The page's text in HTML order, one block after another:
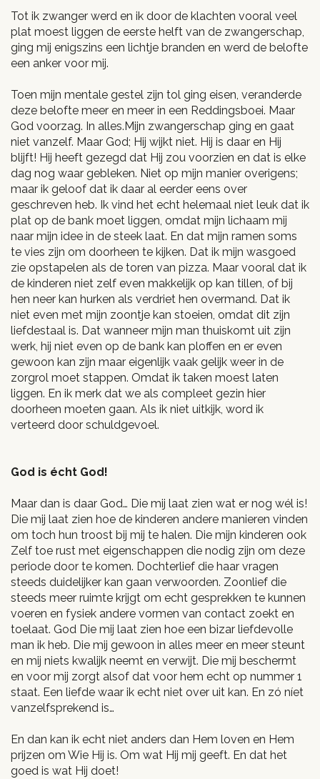
Tot ik zwanger werd en ik door de klachten vooral veel
plat moest liggen de eerste helft van de zwangerschap,
ging mij enigszins een lichtje branden en werd de belofte
een anker voor mij.
Toen mijn mentale gestel zijn tol ging eisen, veranderde
deze belofte meer en meer in een Reddingsboei. Maar
God voorzag. In alles.Mijn zwangerschap ging en gaat
niet vanzelf. Maar God; Hij wijkt niet. Hij is daar en Hij
blijft! Hij heeft gezegd dat Hij zou voorzien en dat is elke
dag nog waar gebleken. Niet op mijn manier overigens;
maar ik geloof dat ik daar al eerder eens over
geschreven heb. Ik vind het echt helemaal niet leuk dat ik
plat op de bank moet liggen, omdat mijn lichaam mij
naar mijn idee in de steek laat. En dat mijn ramen soms
te vies zijn om doorheen te kijken. Dat ik mijn wasgoed
zie opstapelen als de toren van pizza. Maar vooral dat ik
de kinderen niet zelf even makkelijk op kan tillen, of bij
hen neer kan hurken als verdriet hen overmand. Dat ik
niet even met mijn zoontje kan stoeien, omdat dit zijn
liefdestaal is. Dat wanneer mijn man thuiskomt uit zijn
werk, hij niet even op de bank kan ploffen en er even
gewoon kan zijn maar eigenlijk vaak gelijk weer in de
zorgrol moet stappen. Omdat ik taken moest laten
liggen. En ik merk dat we als compleet gezin hier
doorheen moeten gaan. Als ik niet uitkijk, word ik
verteerd door schuldgevoel.
God is écht God!
Maar dan is daar God… Die mij laat zien wat er nog wél is!
Die mij laat zien hoe de kinderen andere manieren vinden
om toch hun troost bij mij te halen. Die mijn kinderen ook
Zelf toe rust met eigenschappen die nodig zijn om deze
periode door te komen. Dochterlief die haar vragen
steeds duidelijker kan gaan verwoorden. Zoonlief die
steeds meer ruimte krijgt om echt gesprekken te kunnen
voeren en fysiek andere vormen van contact zoekt en
toelaat. God Die mij laat zien hoe een bizar liefdevolle
man ik heb. Die mij gewoon in alles meer en meer steunt
en mij niets kwalijk neemt en verwijt. Die mij beschermt
en voor mij zorgt alsof dat voor hem echt op nummer 1
staat. Een liefde waar ik echt niet over uit kan. En zó níet
vanzelfsprekend is…
En dan kan ik echt niet anders dan Hem loven en Hem
prijzen om Wie Hij is. Om wat Hij mij geeft. En dat het
goed is wat Hij doet!